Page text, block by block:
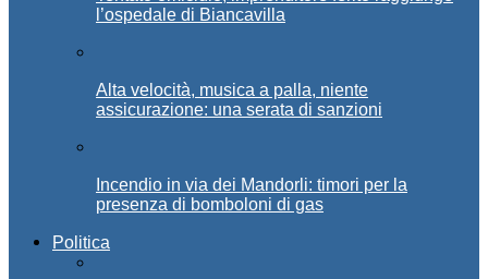
l’ospedale di Biancavilla
Alta velocità, musica a palla, niente
assicurazione: una serata di sanzioni
Incendio in via dei Mandorli: timori per la
presenza di bomboloni di gas
Politica